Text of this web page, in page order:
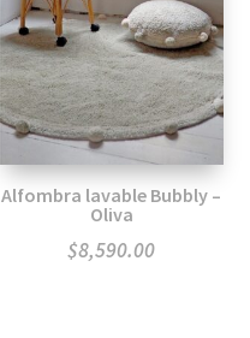
Alfombra lavable Bubbly –
Oliva
$8,590.00